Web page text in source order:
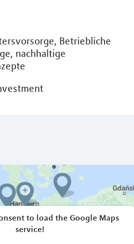
Betriebliche
nachhaltige
to load the Google Maps
service!